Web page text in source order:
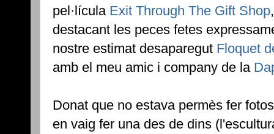
pel·lícula Exit Through The Gift Shop
destacant les peces fetes
nostre estimat desaparegut Floquet
amb el meu amic i company de la
Donat que no estava permès fer
en vaig fer una des de dins